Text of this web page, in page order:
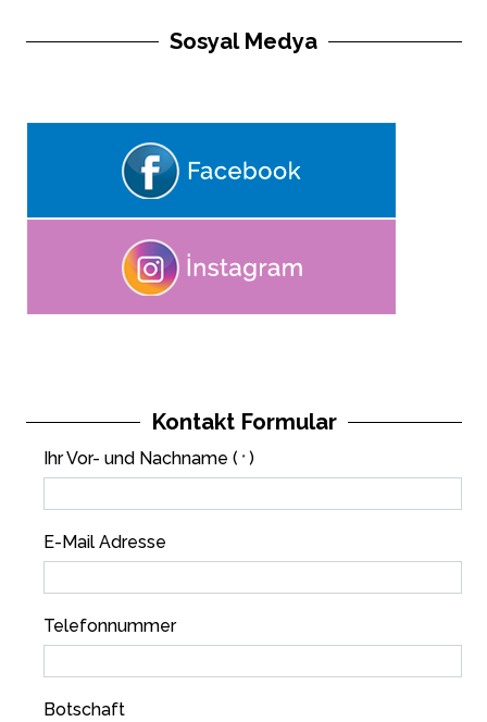
Sosyal Medya
Kontakt Formular
Ihr Vor- und Nachname ( * )
E-Mail Adresse
Telefonnummer
Botschaft